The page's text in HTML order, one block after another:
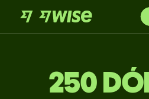
250